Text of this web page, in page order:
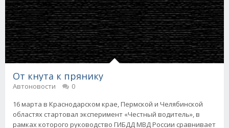
От кнута к прянику
Автоновости
0
16 марта в Краснодарском крае, Пермской и Челябинской
областях стартовал эксперимент «Честный водитель», в
рамках которого руководство ГИБДД МВД России сравнивает